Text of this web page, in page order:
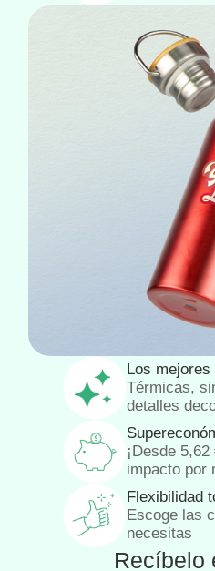
Los
Térmicas,
detalles
¡Desde 5,62
impacto por
Flexibilidad
Escoge las
necesitas
Recíbelo